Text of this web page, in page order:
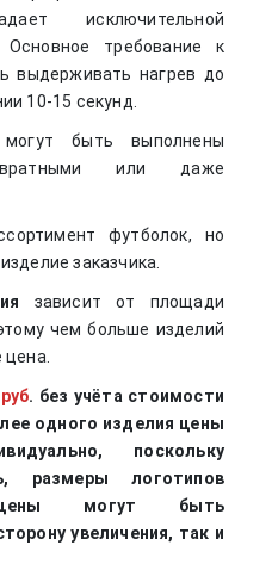
исключительной
требование к
выдерживать нагрев до
10-15 секунд.
быть выполнены
или даже
футболок, но
заказчика.
зависит от площади
чем больше изделий
. без учёта стоимости
одного изделия цены
поскольку
размеры логотипов
могут быть
увеличения, так и